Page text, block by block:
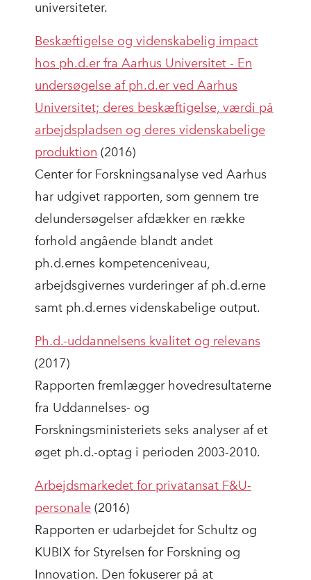
universiteter.
Beskæftigelse og videnskabelig impact
hos ph.d.er fra Aarhus Universitet - En
undersøgelse af ph.d.er ved Aarhus
Universitet; deres beskæftigelse, værdi på
arbejdspladsen og deres videnskabelige
produktion (2016)
Center for Forskningsanalyse ved Aarhus
har udgivet rapporten, som gennem tre
delundersøgelser afdækker en række
forhold angående blandt andet
ph.d.ernes kompetenceniveau,
arbejdsgivernes vurderinger af ph.d.erne
samt ph.d.ernes videnskabelige output.
Ph.d.-uddannelsens kvalitet og relevans
(2017)
Rapporten fremlægger hovedresultaterne
fra Uddannelses- og
Forskningsministeriets seks analyser af et
øget ph.d.-optag i perioden 2003-2010.
Arbejdsmarkedet for privatansat F&U-
personale (2016)
Rapporten er udarbejdet for Schultz og
KUBIX for Styrelsen for Forskning og
Innovation. Den fokuserer på at